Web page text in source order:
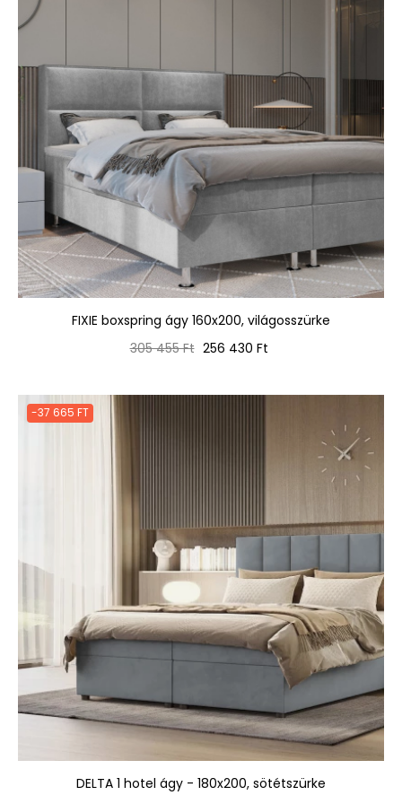
FIXIE boxspring ágy 160x200, világosszürke
Normál
305 455 Ft Ár
256 430 Ft
-37 665 FT
DELTA 1 hotel ágy - 180x200, sötétszürke